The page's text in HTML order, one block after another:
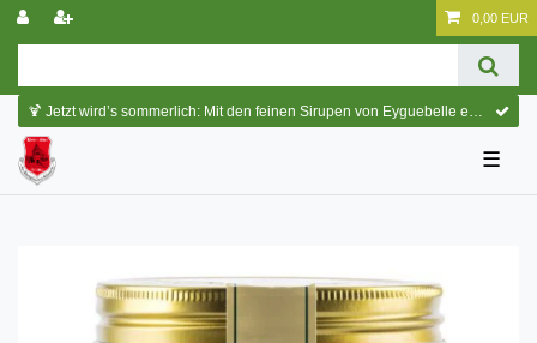
0,00 EUR
🍹 Jetzt wird’s sommerlich: Mit den feinen Sirupen von Eyguebelle entstehen erfrischende Cocktails und köstliche Sommerdrinks.
☰